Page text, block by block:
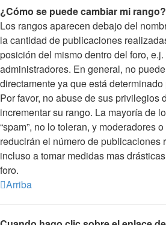
¿Cómo se puede cambiar mi rango?
Los rangos aparecen debajo del
la cantidad de publicaciones
posición del mismo dentro del foro,
administradores. En general, no
directamente ya que está
Por favor, no abuse de sus privilegios
incrementar su rango. La mayoría de
“spam”, no lo toleran, y moderadores
reducirán el número de publicaciones
incluso a tomar medidas mas
foro.
Arriba